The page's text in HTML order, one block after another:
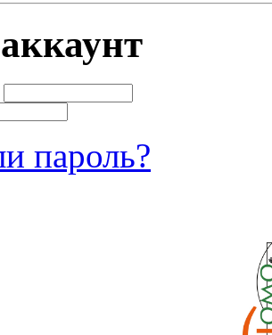
пароль?